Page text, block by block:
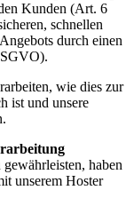
Kunden (Art. 6
schnellen
durch einen
wie dies zur
ist und unsere
haben
unserem Hoster